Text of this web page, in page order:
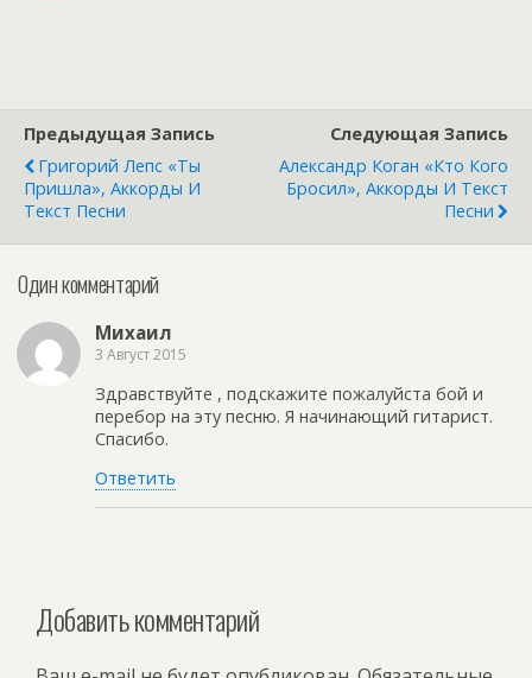
Предыдущая Запись
Григорий Лепс «Ты
Пришла», Аккорды И
Текст Песни
Следующая Запись
Александр Коган «Кто Кого
Бросил», Аккорды И Текст
Песни
Один комментарий
Михаил
3 Август 2015
Здравствуйте , подскажите пожалуйста бой и
перебор на эту песню. Я начинающий гитарист.
Спасибо.
Ответить
Добавить комментарий